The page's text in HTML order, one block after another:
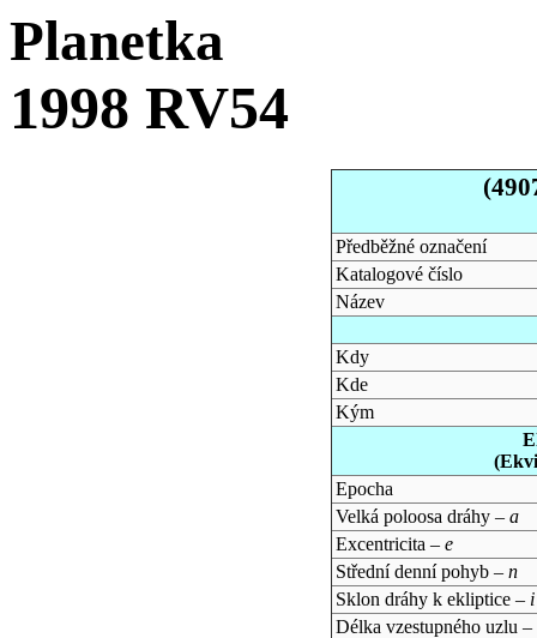
Planetka
1998 RV54
Předběžné označení
Katalogové číslo
Název
Kdy
Kde
Kým
Epocha
Velká poloosa dráhy – a
Excentricita – e
Střední denní pohyb – n
Sklon dráhy k ekliptice – i
Délka vzestupného uzlu –